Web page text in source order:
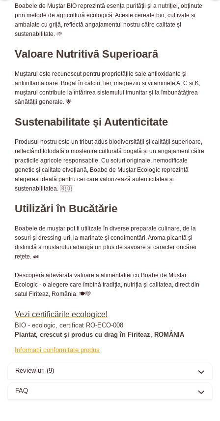
Boabele de Muștar BIO reprezintă esența purității și a nutriției, obținute
prin metode de agricultură ecologică. Aceste cereale bio, cultivate și
ambalate cu grijă, reflectă angajamentul nostru către calitate și
sustenabilitate. 🌱
Valoare Nutritivă Superioară
Muștarul este recunoscut pentru proprietățile sale antioxidante și
antiinflamatoare. Bogat în calciu, fier, magneziu și vitaminele A, C și K,
muștarul contribuie la întărirea sistemului imunitar și la îmbunătățirea
sănătății generale. 🌟
Sustenabilitate și Autenticitate
Produsul nostru este un tribut adus biodiversității și calității superioare,
reflectând totodată o moștenire culturală bogată și un angajament către
practicile agricole responsabile. Cu soiuri originale, nemodificate
genetic și calitate elvețiană, Boabe de Muștar Ecologic reprezintă
alegerea ideală pentru cei care valorizează autenticitatea și
sustenabilitatea. 🇷🇴
Utilizări în Bucătărie
Boabele de muștar pot fi utilizate în diverse preparate culinare, de la
sosuri și dressing-uri, la marinate și condimentări. Aroma picantă și
distinctă a muștarului adaugă un plus de savoare și caracter oricărei
rețete. 🍛
Descoperă adevărata valoare a alimentației cu Boabe de Muștar
Ecologic - o alegere care îmbină tradiția, nutriția și calitatea, direct din
satul Firiteaz, România. 🍽️💚
Vezi certificările ecologice!
BIO - ecologic, certificat RO-ECO-008
Plantat, crescut și produs cu drag în Firiteaz, ROMÂNIA
Informatii conformitate produs
Review-uri (9)
FAQ